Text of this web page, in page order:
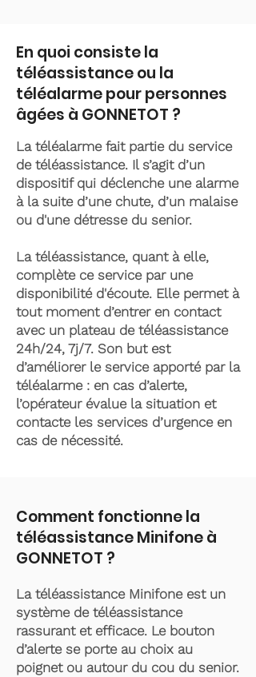
En quoi consiste la
téléassistance ou la
téléalarme pour personnes
âgées à GONNETOT ?
La téléalarme fait partie du service
de téléassistance. Il s’agit d’un
dispositif qui déclenche une alarme
à la suite d’une chute, d’un malaise
ou d'une détresse du senior.
La téléassistance, quant à elle,
complète ce service par une
disponibilité d'écoute. Elle permet à
tout moment d’entrer en contact
avec un plateau de téléassistance
24h/24, 7j/7. Son but est
d’améliorer le service apporté par la
téléalarme : en cas d’alerte,
l’opérateur évalue la situation et
contacte les services d’urgence en
cas de nécessité.
Comment fonctionne la
téléassistance Minifone à
GONNETOT ?
La téléassistance Minifone est un
système de téléassistance
rassurant et efficace. Le bouton
d’alerte se porte au choix au
poignet ou autour du cou du senior.